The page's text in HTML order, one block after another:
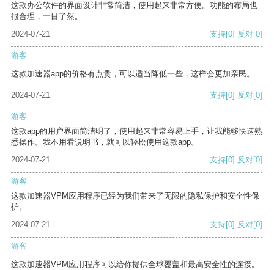
这款办公软件的界面设计非常简洁，使用起来非常方便。功能的布局也
很合理，一目了然。
2024-07-21
支持[0] 反对[0]
游客
这款加速器app的价格有点贵，可以适当降低一些，这样会更加亲民。
2024-07-21 支持[0] 反对[0]
游客
这款app的用户界面简洁明了，使用起来非常容易上手，让我能够快速熟
悉操作。我不用看说明书，就可以轻松使用这款app。
2024-07-21
支持[0] 反对[0]
游客
这款加速器VPM应用程序已经为我们带来了无限的隐私保护和安全性保
护。
2024-07-21
支持[0] 反对[0]
游客
这款加速器VPM应用程序可以给你提供全球覆盖和最高安全性的连接。